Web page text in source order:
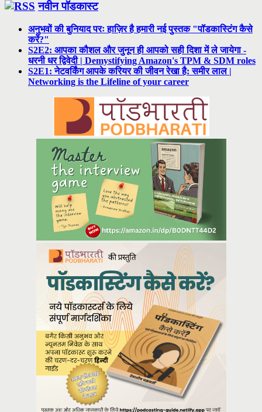
नवीन पॉडकास्ट
अनुभवों की बुनियाद परः हाज़िर है हमारी नई पुस्तक "पॉडकास्टिंग कैसे
करें?"
S2E2: आपका कौशल और जुनून ही आपको सही दिशा में ले जायेगा -
धरनी धर द्विवेदी | Demystifying Amazon's TPM & SDM roles
S2E1: नेटवर्किंग आपके करियर की जीवन रेखा है: समीर लाल |
Networking is the Lifeline of your career